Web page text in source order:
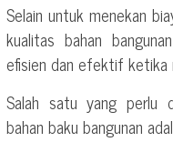
Selain untuk menekan
kualitas bahan
efisien dan efektif ketika
Salah satu yang perlu
bahan baku bangunan